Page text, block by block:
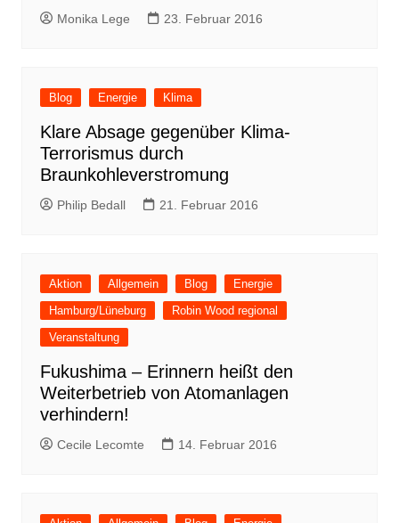
Monika Lege 23. Februar 2016
Blog Energie Klima
Klare Absage gegenüber Klima-
Terrorismus durch
Braunkohleverstromung
Philip Bedall 21. Februar 2016
Aktion Allgemein Blog
Energie
Hamburg/Lüneburg
Robin Wood regional
Veranstaltung
Fukushima – Erinnern heißt den
Weiterbetrieb von Atomanlagen
verhindern!
Cecile Lecomte 14. Februar 2016